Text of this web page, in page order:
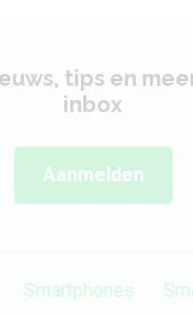
tips en
inbox
Aanmelden
Smartphones